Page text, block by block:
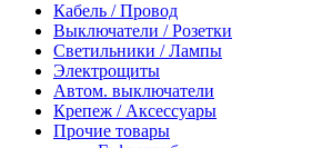
Кабель / Провод
Выключатели / Розетки
Светильники / Лампы
Электрощиты
Автом. выключатели
Крепеж / Аксессуары
Прочие товары